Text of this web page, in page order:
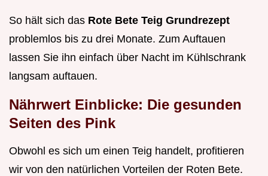
So hält sich das Rote Bete Teig Grundrezept
problemlos bis zu drei Monate. Zum Auftauen
lassen Sie ihn einfach über Nacht im Kühlschrank
langsam auftauen.
Nährwert Einblicke: Die gesunden
Seiten des Pink
Obwohl es sich um einen Teig handelt, profitieren
wir von den natürlichen Vorteilen der Roten Bete.